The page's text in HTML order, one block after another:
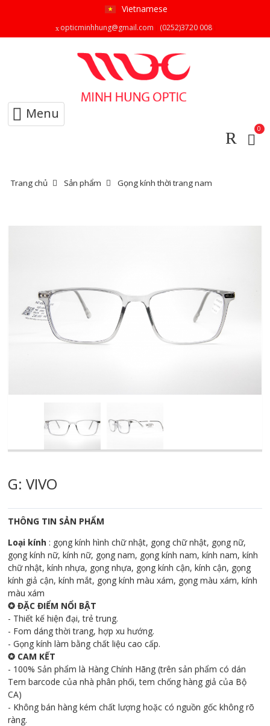
Vietnamese
opticminhhung@gmail.com (0252)3720 008
Menu
0
Trang chủ Sản phẩm Gọng kính thời trang nam
G: VIVO
THÔNG TIN SẢN PHẨM
Loại kính : gọng kính hình chữ nhật, gọng chữ nhật, gọng nữ,
gọng kính nữ, kính nữ, gọng nam, gọng kính nam, kính nam, kính
chữ nhật, kính nhựa, gọng nhựa, gọng kính cận, kính cận, gọng
kính giả cận, kính mắt, gọng kính màu xám, gọng màu xám, kính
màu xám
✪ ĐẶC ĐIỂM NỔI BẬT
- Thiết kế hiện đại, trẻ trung.
- Fom dáng thời trang, hợp xu hướng.
- Gọng kính làm bằng chất liệu cao cấp.
✪ CAM KẾT
- 100% Sản phẩm là Hàng Chính Hãng (trên sản phẩm có dán
Tem barcode của nhà phân phối, tem chống hàng giả của Bộ
CA)
- Không bán hàng kém chất lượng hoặc có nguồn gốc không rõ
ràng.